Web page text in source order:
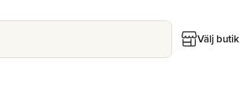
Välj butik